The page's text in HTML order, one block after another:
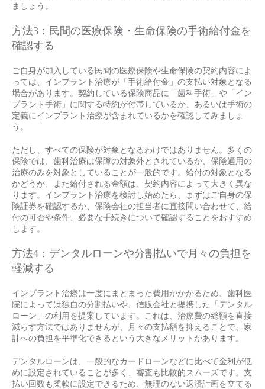
ましょう。
方法3：民間の医療保険・生命保険の手術給付金を
確認する
ご自身が加入している民間の医療保険や生命保険の契約内容によ
っては、インプラント治療が「手術給付金」の支払い対象となる
場合があります。契約している保険商品に「歯科手術」や「イン
プラント手術」に関する特約が付帯しているか、あるいは手術の
定義にインプラント治療が含まれているかを確認してみましょ
う。
ただし、すべての保険が対象となるわけではありません。多くの
保険では、歯科治療は保障の対象外とされているか、保険適用の
治療のみを対象としていることが一般的です。給付の対象となる
かどうか、また給付される金額は、契約内容によって大きく異な
ります。インプラント治療を検討し始めたら、まずはご自身の保
険証券を確認するか、保険会社の担当者に直接問い合わせて、給
付の可否や条件、必要な手続きについて確認することをおすすめ
します。
方法4：デンタルローンや分割払いで月々の負担を
軽減する
インプラント治療は一度にまとまった費用がかかるため、歯科医
院によっては独自の分割払いや、信販会社と提携した「デンタル
ローン」の利用を提案しています。これは、治療費の総額を直接
減らす方法ではありませんが、月々の支払額を抑えることで、家
計への負担を平準化できるという大きなメリットがあります。
デンタルローンは、一般的なカードローンなどに比べて金利が低
めに設定されていることが多く、審査も比較的スムーズです。支
払い回数も柔軟に設定できるため、無理のない返済計画を立てる